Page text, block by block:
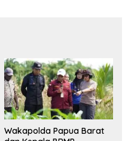
Wakapolda Papua Barat